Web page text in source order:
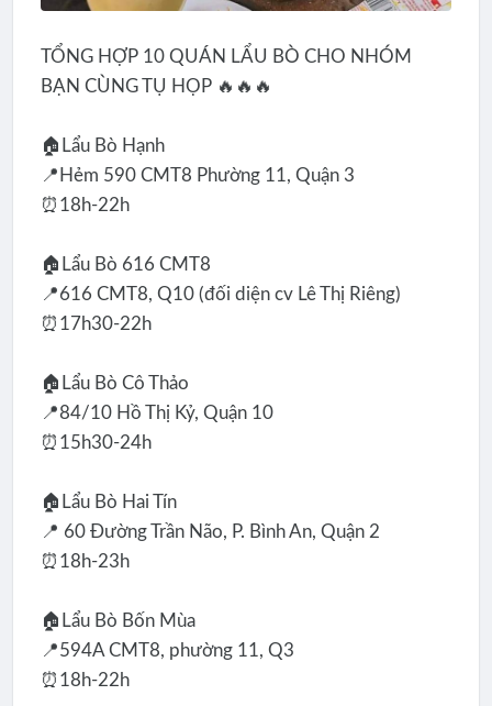
TỔNG HỢP 10 QUÁN LẨU BÒ CHO NHÓM
BẠN CÙNG TỤ HỌP 🔥🔥🔥
🏠Lẩu Bò Hạnh
📍Hẻm 590 CMT8 Phường 11, Quận 3
⏰18h-22h
🏠Lẩu Bò 616 CMT8
📍616 CMT8, Q10 (đối diện cv Lê Thị Riêng)
⏰17h30-22h
🏠Lẩu Bò Cô Thảo
📍84/10 Hồ Thị Kỷ, Quận 10
⏰15h30-24h
🏠Lẩu Bò Hai Tín
📍 60 Đường Trần Não, P. Bình An, Quận 2
⏰18h-23h
🏠Lẩu Bò Bốn Mùa
📍594A CMT8, phường 11, Q3
⏰18h-22h